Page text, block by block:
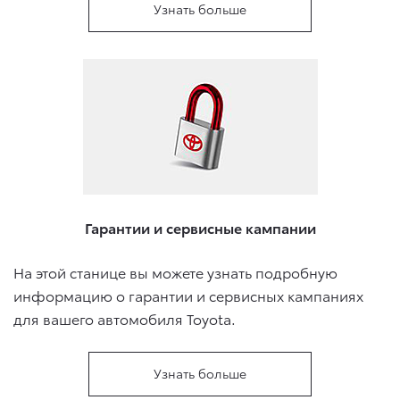
Узнать больше
Гарантии и сервисные кампании
На этой станице вы можете узнать подробную
информацию о гарантии и сервисных кампаниях
для вашего автомобиля Toyota.
Узнать больше